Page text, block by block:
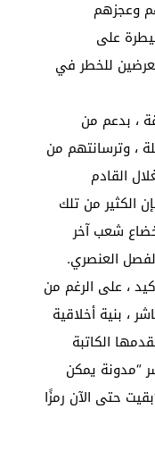
وعجزهم
على
للخطر في
، بدعم من
، وترسانتهم من
القادم
الكثير من تلك
شعب آخر
العنصري.
، على الرغم من
، بنية أخلاقية
الكاتبة
“مدونة يمكن
حتى الآن رمزًا